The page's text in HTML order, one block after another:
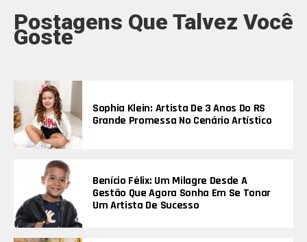
Postagens Que Talvez Você
Goste
Sophia Klein: Artista De 3 Anos Do RS
Grande Promessa No Cenário Artístico
Benício Félix: Um Milagre Desde A
Gestão Que Agora Sonha Em Se Tonar
Um Artista De Sucesso